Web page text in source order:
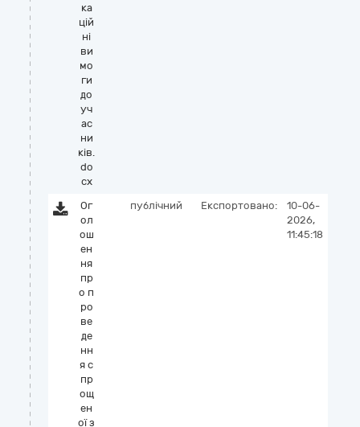
ка
цій
ні
ви
мо
ги
до
уч
ас
ни
ків.
do
cx
Ог
ол
ош
ен
ня
пр
о п
ро
ве
де
нн
я с
пр
ощ
ен
ої з
публічний Експортовано:
10-06-
2026,
11:45:18